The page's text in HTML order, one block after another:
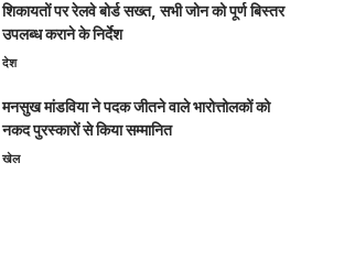
शिकायतों पर रेलवे बोर्ड सख्त, सभी जोन को पूर्ण बिस्तर
उपलब्ध कराने के निर्देश
देश
मनसुख मांडविया ने पदक जीतने वाले भारोत्तोलकों को
नकद पुरस्कारों से किया सम्मानित
खेल